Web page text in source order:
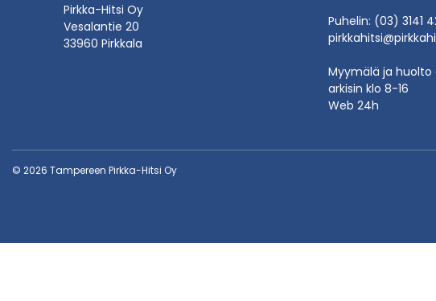
Pirkka-Hitsi Oy
Vesalantie 20
33960 Pirkkala
Puhelin: (03) 3141
Myymälä ja huolto
arkisin klo 8-16
Web 24h
© 2026 Tampereen Pirkka-Hitsi Oy